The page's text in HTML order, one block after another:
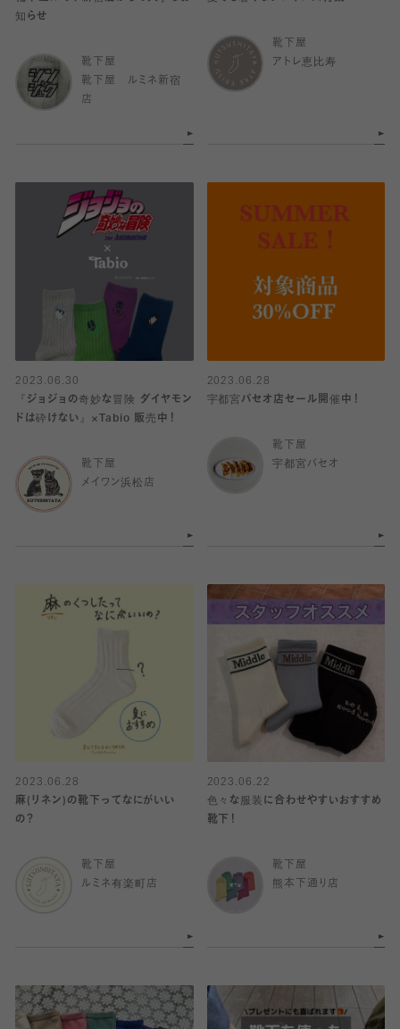
知らせ
靴下屋
靴下屋 ルミネ新宿
店
靴下屋
アトレ恵比寿
2023.06.30
『ジョジョの奇妙な冒険 ダイヤモン
ドは砕けない』×Tabio 販売中！
靴下屋
メイワン浜松店
2023.06.28
宇都宮パセオ店セール開催中！
靴下屋
宇都宮パセオ
2023.06.28
麻(リネン)の靴下ってなにがいい
の？
靴下屋
ルミネ有楽町店
2023.06.22
色々な服装に合わせやすいおすすめ
靴下！
靴下屋
熊本下通り店